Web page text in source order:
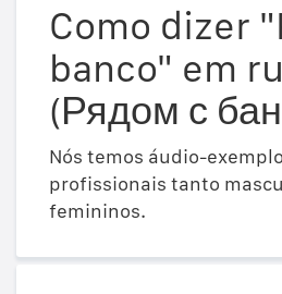
Como dizer
banco" em
(Рядом с
Nós temos áudio-
profissionais tanto
femininos.